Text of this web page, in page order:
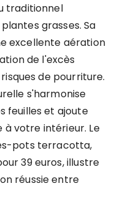
traditionnel
grasses. Sa
excellente aération
de l'excès
de pourriture.
s'harmonise
feuilles et ajoute
votre intérieur. Le
pots terracotta,
39 euros, illustre
réussie entre